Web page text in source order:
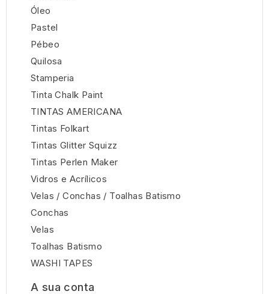
Óleo
Pastel
Pébeo
Quilosa
Stamperia
Tinta Chalk Paint
TINTAS AMERICANA
Tintas Folkart
Tintas Glitter Squizz
Tintas Perlen Maker
Vidros e Acrí­licos
Velas / Conchas / Toalhas Batismo
Conchas
Velas
Toalhas Batismo
WASHI TAPES
A sua conta